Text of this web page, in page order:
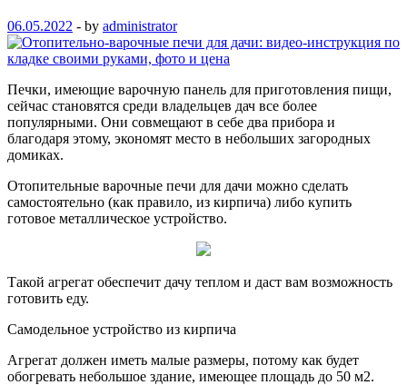
06.05.2022 - by administrator
Печки, имеющие варочную панель для приготовления пищи,
сейчас становятся среди владельцев дач все более
популярными. Они совмещают в себе два прибора и
благодаря этому, экономят место в небольших загородных
домиках.
Отопительные варочные печи для дачи можно сделать
самостоятельно (как правило, из кирпича) либо купить
готовое металлическое устройство.
Такой агрегат обеспечит дачу теплом и даст вам возможность
готовить еду.
Самодельное устройство из кирпича
Агрегат должен иметь малые размеры, потому как будет
обогревать небольшое здание, имеющее площадь до 50 м2.